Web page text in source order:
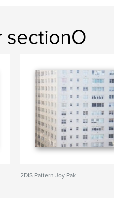
sectionO
2DIS Pattern Joy Pak